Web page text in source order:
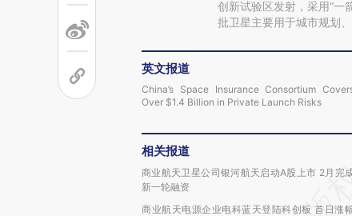
创新试验区发射，采用“一
批卫星主要用于城市规划
英文报道
China’s Space Insurance Consortium
Over $1.4 Billion in Private Launch Risks
相关报道
商业航天卫星公司银河航天启动A股上市 2月完
新一轮融资
商业航天电源企业电科蓝天登陆科创板 首日涨